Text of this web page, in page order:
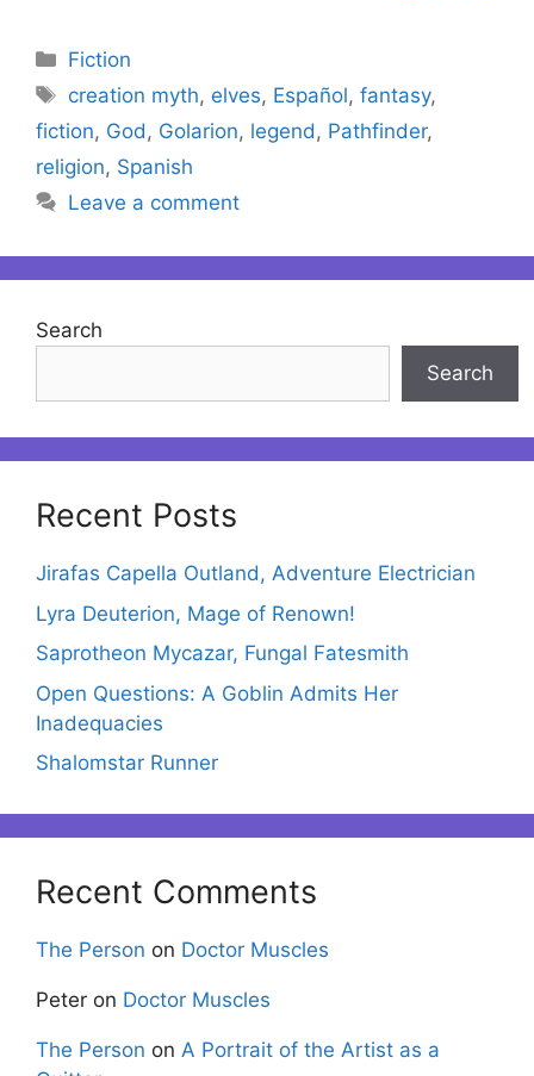
Categories
Fiction
Tags
creation myth, elves, Español,fantasy,
fiction, God, Golarion, legend, Pathfinder,
religion, Spanish
Leave a comment
Search
Search
Recent Posts
Jirafas Capella Outland, Adventure Electrician
Lyra Deuterion, Mage of Renown!
Saprotheon Mycazar, Fungal Fatesmith
Open Questions: A Goblin Admits Her
Inadequacies
Shalomstar Runner
Recent Comments
The Person on Doctor Muscles
Peter on Doctor Muscles
The Person on A Portrait of the Artist as a